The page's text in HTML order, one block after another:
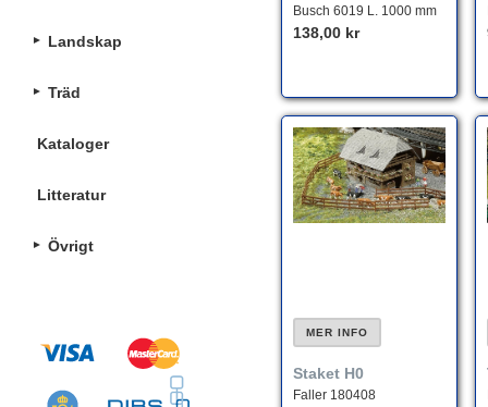
Landskap
Träd
Kataloger
Litteratur
Övrigt
Busch 6019 L. 1000 mm
138,00 kr
MER INFO
Staket H0
Faller 180408